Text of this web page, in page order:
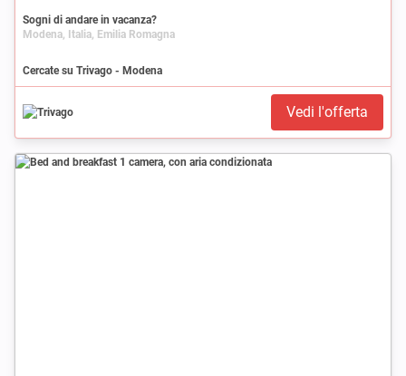
Sogni di andare in vacanza?
Modena, Italia, Emilia Romagna
Cercate su Trivago - Modena
Vedi l'offerta